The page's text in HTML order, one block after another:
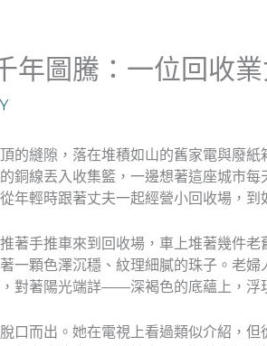
年圖騰：一位回收
的縫隙，落在堆積如山的舊家電與廢
銅線丟入收集籃，一邊想著這座城市
年輕時跟著丈夫一起經營小回收場，
著手推車來到回收場，車上堆著幾件
一顆色澤沉穩、紋理細膩的珠子。老
對著陽光端詳——深褐色的底蘊上，浮
脫口而出。她在電視上看過類似介紹，